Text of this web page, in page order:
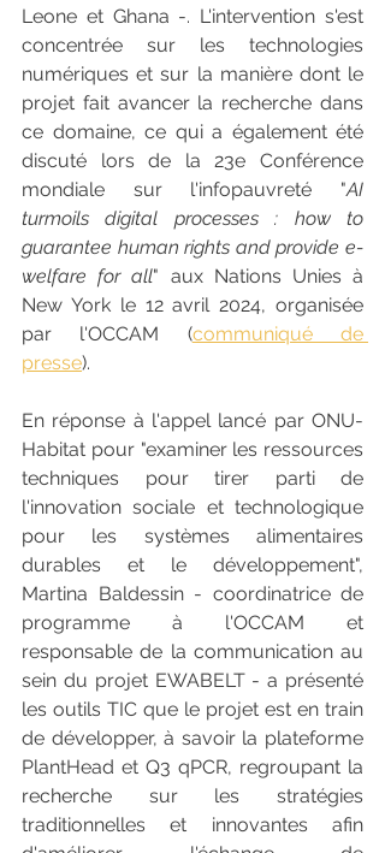
Leone et Ghana -. L'intervention s'est
concentrée sur les technologies
numériques et sur la manière dont le
projet fait avancer la recherche dans
ce domaine, ce qui a également été
discuté lors de la 23e Conférence
mondiale sur l'infopauvreté "AI
turmoils digital processes : how to
guarantee human rights and provide e-
welfare for all" aux Nations Unies à
New York le 12 avril 2024, organisée
par l'OCCAM (communiqué de
presse).
En réponse à l'appel lancé par ONU-
Habitat pour "examiner les ressources
techniques pour tirer parti de
l'innovation sociale et technologique
pour les systèmes alimentaires
durables et le développement",
Martina Baldessin - coordinatrice de
programme à l'OCCAM et
responsable de la communication au
sein du projet EWABELT - a présenté
les outils TIC que le projet est en train
de développer, à savoir la plateforme
PlantHead et Q3 qPCR, regroupant la
recherche sur les stratégies
traditionnelles et innovantes afin